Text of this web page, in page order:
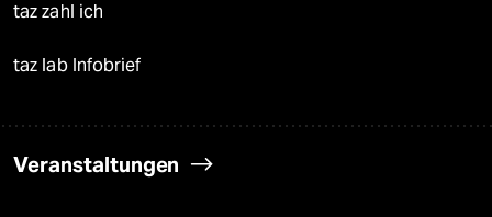
taz zahl ich
taz lab Infobrief
Veranstaltungen